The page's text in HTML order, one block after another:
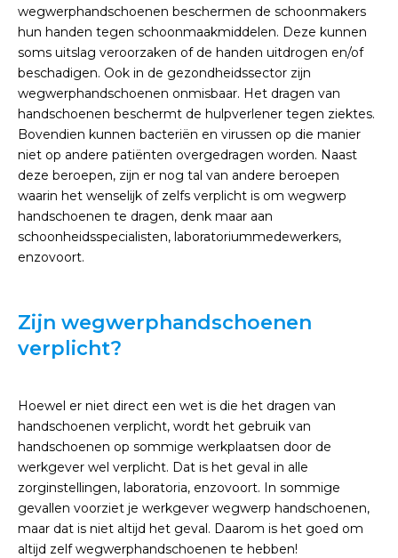
wegwerphandschoenen beschermen de schoonmakers
hun handen tegen schoonmaakmiddelen. Deze kunnen
soms uitslag veroorzaken of de handen uitdrogen en/of
beschadigen. Ook in de gezondheidssector zijn
wegwerphandschoenen onmisbaar. Het dragen van
handschoenen beschermt de hulpverlener tegen ziektes.
Bovendien kunnen bacteriën en virussen op die manier
niet op andere patiënten overgedragen worden. Naast
deze beroepen, zijn er nog tal van andere beroepen
waarin het wenselijk of zelfs verplicht is om wegwerp
handschoenen te dragen, denk maar aan
schoonheidsspecialisten, laboratoriummedewerkers,
enzovoort.
Zijn wegwerphandschoenen
verplicht?
Hoewel er niet direct een wet is die het dragen van
handschoenen verplicht, wordt het gebruik van
handschoenen op sommige werkplaatsen door de
werkgever wel verplicht. Dat is het geval in alle
zorginstellingen, laboratoria, enzovoort. In sommige
gevallen voorziet je werkgever wegwerp handschoenen,
maar dat is niet altijd het geval. Daarom is het goed om
altijd zelf wegwerphandschoenen te hebben!